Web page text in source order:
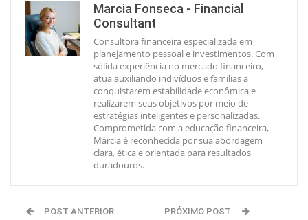
Marcia Fonseca - Financial
Consultant
Consultora financeira especializada em
planejamento pessoal e investimentos. Com
sólida experiência no mercado financeiro,
atua auxiliando indivíduos e famílias a
conquistarem estabilidade econômica e
realizarem seus objetivos por meio de
estratégias inteligentes e personalizadas.
Comprometida com a educação financeira,
Márcia é reconhecida por sua abordagem
clara, ética e orientada para resultados
duradouros.
POST ANTERIOR PRÓXIMO POST